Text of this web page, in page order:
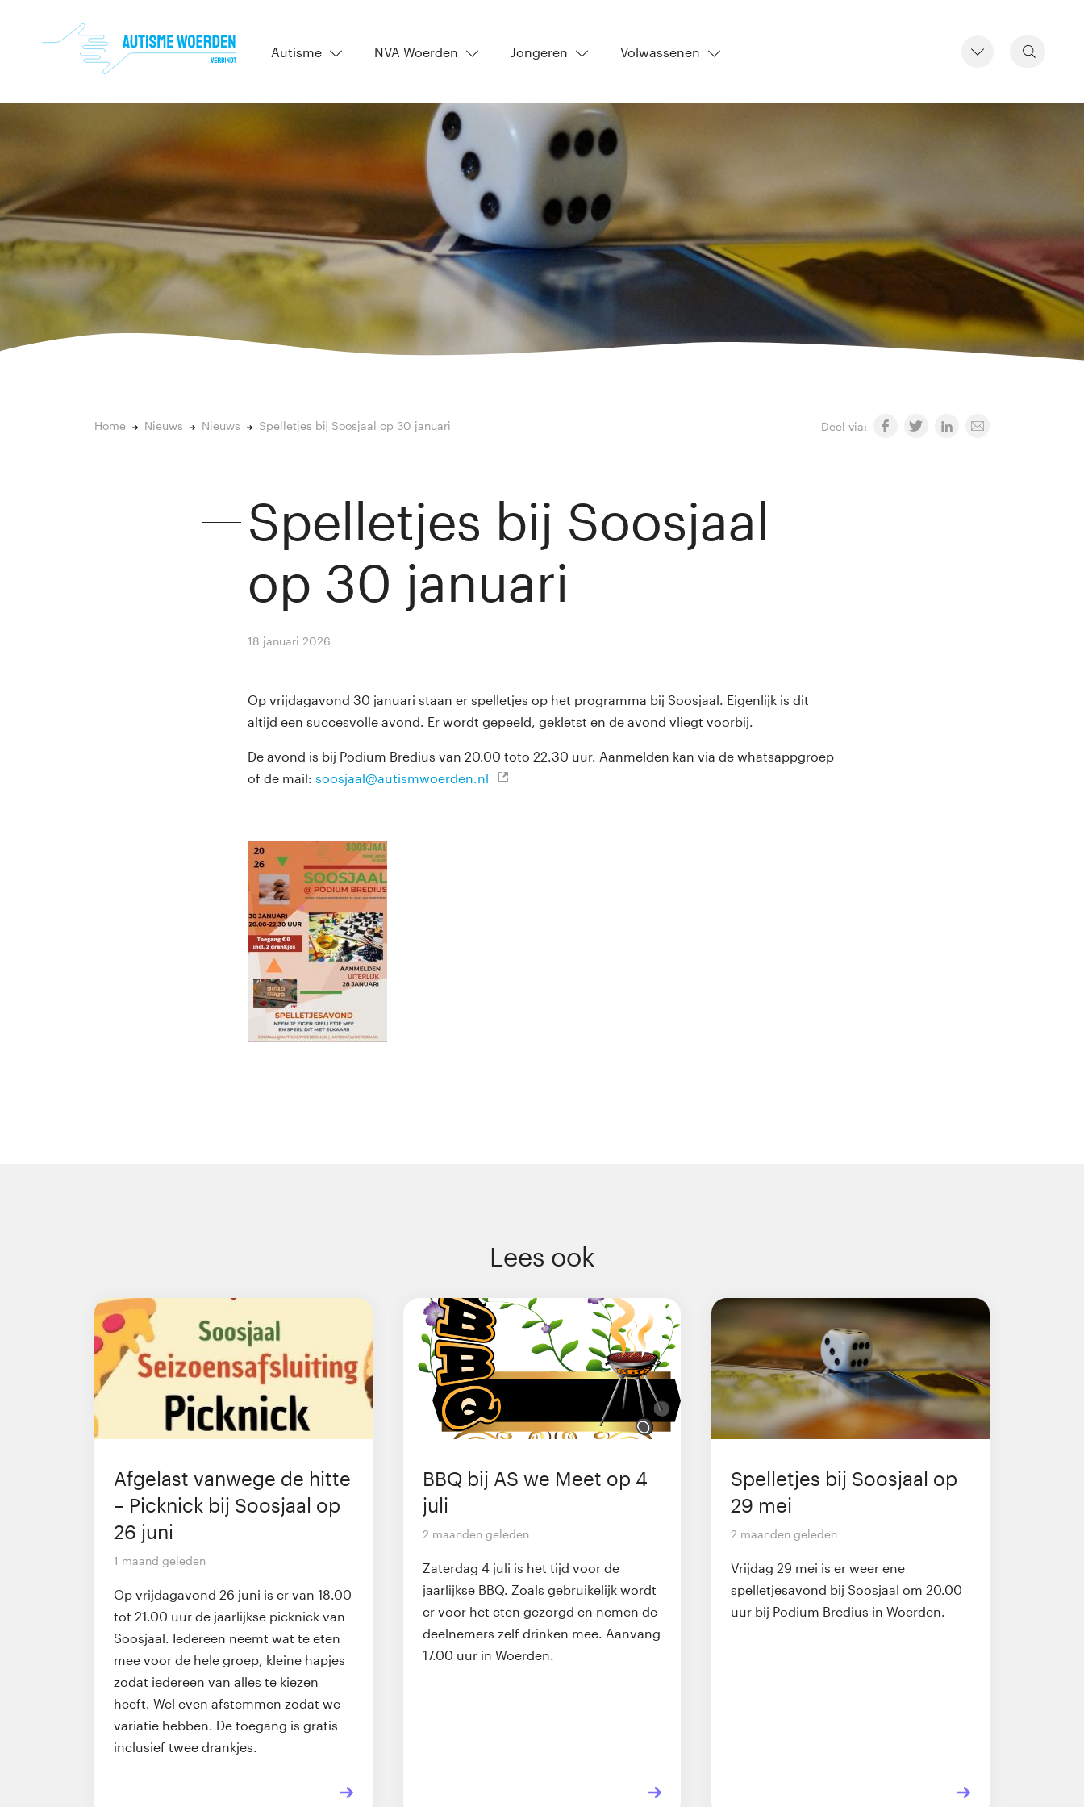
Autisme NVA Woerden Jongeren Volwassenen
Home Nieuws Nieuws Spelletjes bij Soosjaal op 30 januari Deel via:
Spelletjes bij Soosjaal
op 30 januari
18 januari 2026
Op vrijdagavond 30 januari staan er spelletjes op het programma bij Soosjaal. Eigenlijk is dit
altijd een succesvolle avond. Er wordt gepeeld, gekletst en de avond vliegt voorbij.
De avond is bij Podium Bredius van 20.00 toto 22.30 uur. Aanmelden kan via de whatsappgroep
of de mail: soosjaal@autismwoerden.nl
Lees ook
Afgelast vanwege de hitte
– Picknick bij Soosjaal op
26 juni
1 maand geleden
Op vrijdagavond 26 juni is er van 18.00
tot 21.00 uur de jaarlijkse picknick van
Soosjaal. Iedereen neemt wat te eten
mee voor de hele groep, kleine hapjes
zodat iedereen van alles te kiezen
heeft. Wel even afstemmen zodat we
variatie hebben. De toegang is gratis
inclusief twee drankjes.
BBQ bij AS we Meet op 4
juli
2 maanden geleden
Zaterdag 4 juli is het tijd voor de
jaarlijkse BBQ. Zoals gebruikelijk wordt
er voor het eten gezorgd en nemen de
deelnemers zelf drinken mee. Aanvang
17.00 uur in Woerden.
Spelletjes bij Soosjaal op
29 mei
2 maanden geleden
Vrijdag 29 mei is er weer ene
spelletjesavond bij Soosjaal om 20.00
uur bij Podium Bredius in Woerden.